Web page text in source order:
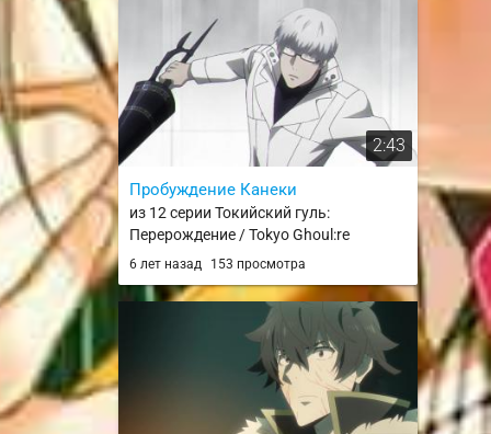
2:43
Пробуждение Канеки
из 12 серии Токийский гуль:
Перерождение / Tokyo Ghoul:re
6 лет назад 153 просмотра